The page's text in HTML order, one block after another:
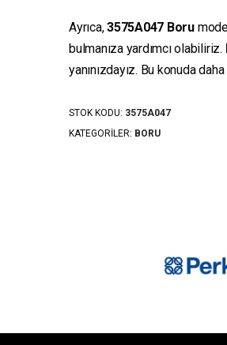
Ayrıca,3575A047 Boru
bulmanıza yardımcı olabiliriz.
yanınızdayız. Bu konuda
STOK KODU: 3575A047
KATEGORILER: BORU